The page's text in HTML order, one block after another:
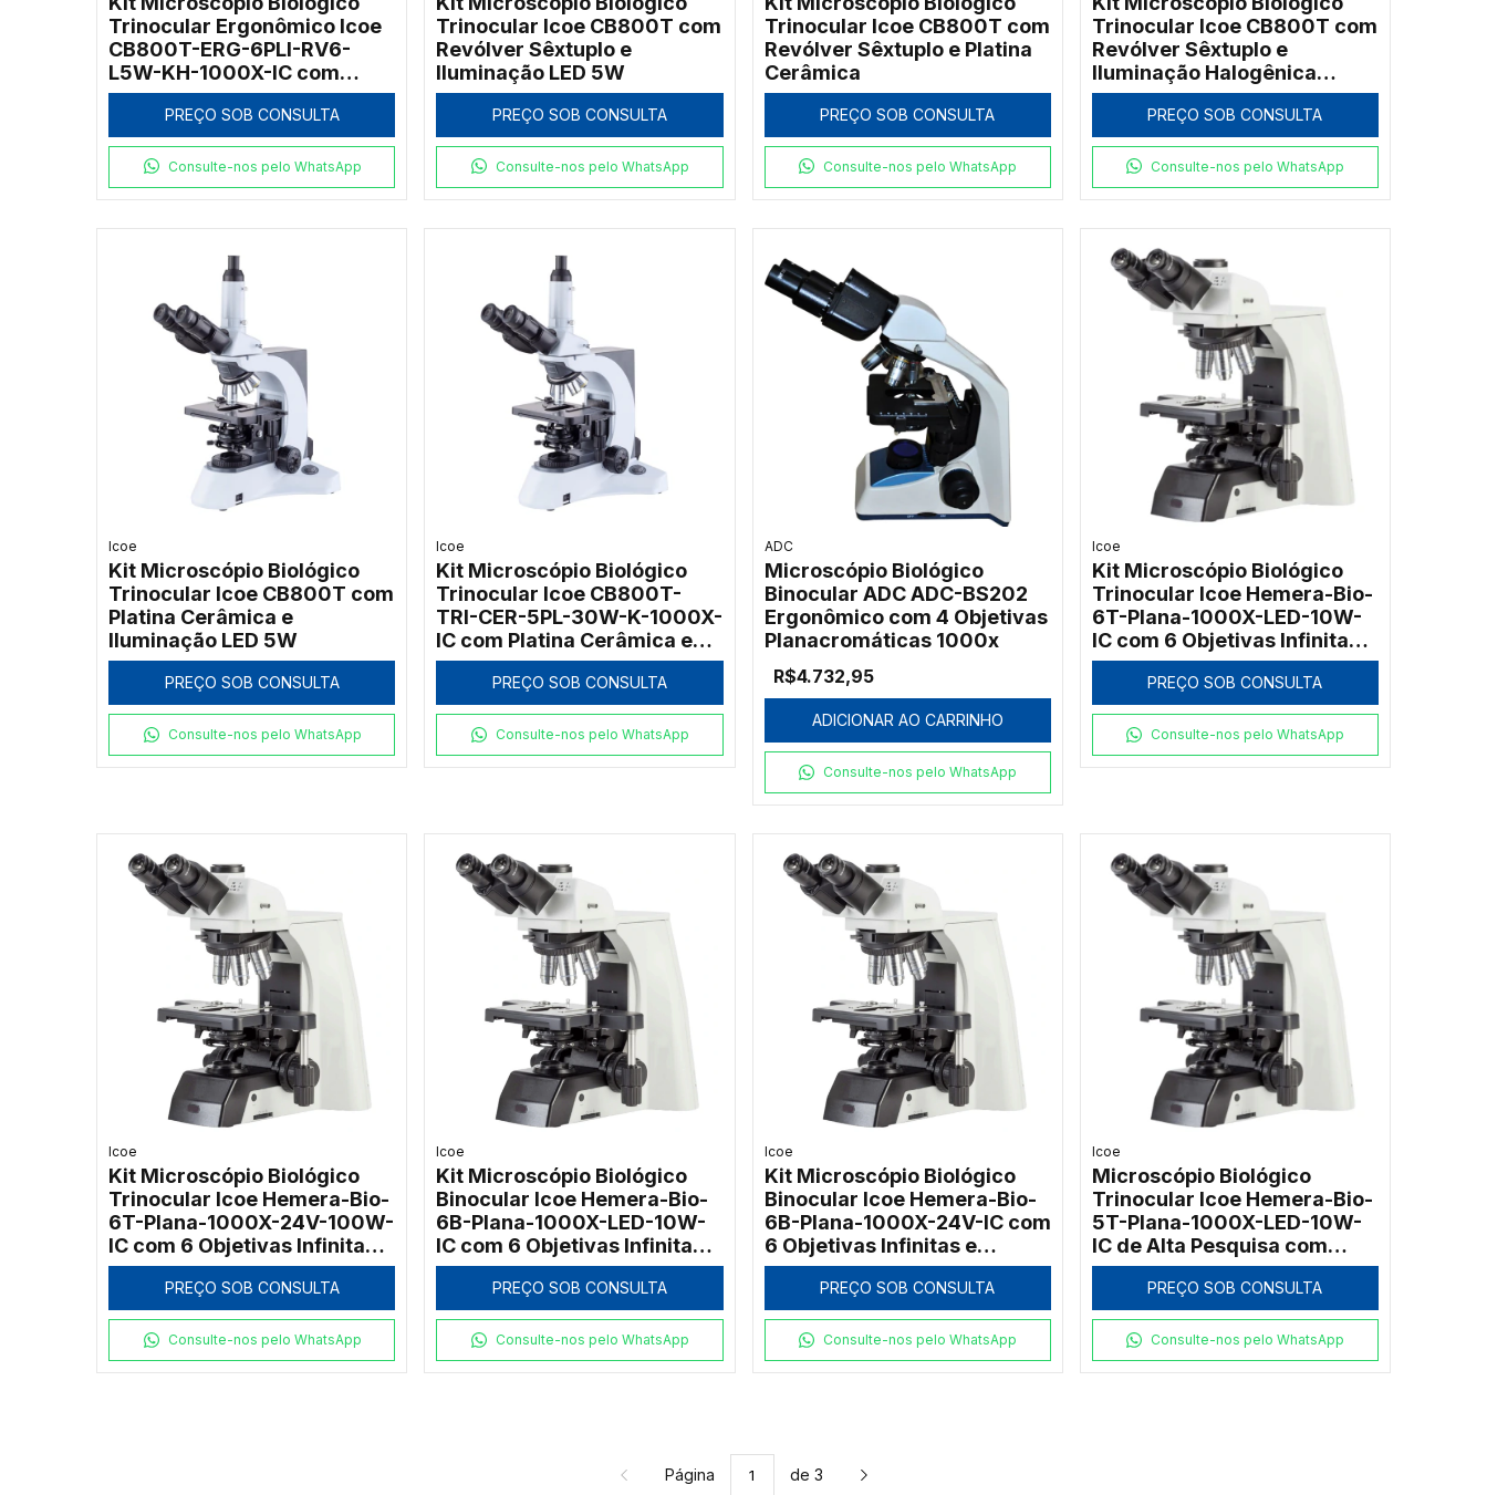
Trinocular Ergonômico Icoe
CB800T-ERG-6PLI-RV6-
L5W-KH-1000X-IC com
Iluminação Koehler LED 5W
1000xPREÇO SOB CONSULTA
Consulte-nos pelo WhatsApp
Trinocular Icoe CB800T com
Revólver Sêxtuplo e
Iluminação LED 5W
PREÇO SOB CONSULTA
Consulte-nos pelo WhatsApp
Trinocular Icoe CB800T com
Revólver Sêxtuplo e Platina
Cerâmica
PREÇO SOB CONSULTA
Consulte-nos pelo WhatsApp
Trinocular Icoe CB800T com
Revólver Sêxtuplo e
Iluminação Halogênica
100W
PREÇO SOB CONSULTA
Consulte-nos pelo WhatsApp
Icoe
Kit Microscópio Biológico
Trinocular Icoe CB800T com
Platina Cerâmica e
Iluminação LED 5W
PREÇO SOB CONSULTA
Consulte-nos pelo WhatsApp
Icoe
Kit Microscópio Biológico
Trinocular Icoe CB800T-
TRI-CER-5PL-30W-K-1000X-
IC com Platina Cerâmica e
Iluminação Halogênica
KohlerPREÇO SOB CONSULTA
Consulte-nos pelo WhatsApp
ADC
Microscópio Biológico
Binocular ADC ADC-BS202
Ergonômico com 4 Objetivas
Planacromáticas 1000x
R$4.732,95
ADICIONAR AO CARRINHO
Consulte-nos pelo WhatsApp
Icoe
Kit Microscópio Biológico
Trinocular Icoe Hemera-Bio-
6T-Plana-1000X-LED-10W-
IC com 6 Objetivas Infinitas e
Função ECO
PREÇO SOB CONSULTA
Consulte-nos pelo WhatsApp
Icoe
Kit Microscópio Biológico
Trinocular Icoe Hemera-Bio-
6T-Plana-1000X-24V-100W-
IC com 6 Objetivas Infinitas e
Função ECO
PREÇO SOB CONSULTA
Consulte-nos pelo WhatsApp
Icoe
Kit Microscópio Biológico
Binocular Icoe Hemera-Bio-
6B-Plana-1000X-LED-10W-
IC com 6 Objetivas Infinitas e
Função ECO
PREÇO SOB CONSULTA
Consulte-nos pelo WhatsApp
Icoe
Kit Microscópio Biológico
Binocular Icoe Hemera-Bio-
6B-Plana-1000X-24V-IC com
6 Objetivas Infinitas e
Função ECO
PREÇO SOB CONSULTA
Consulte-nos pelo WhatsApp
Icoe
Microscópio Biológico
Trinocular Icoe Hemera-Bio-
5T-Plana-1000X-LED-10W-
IC de Alta Pesquisa com
Função ECO e Objetivas
InfinitasPREÇO SOB CONSULTA
Consulte-nos pelo WhatsApp
Página de 3